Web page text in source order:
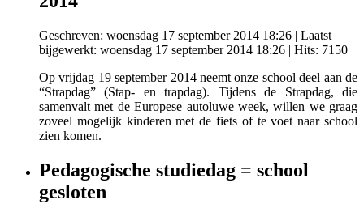
Geschreven: woensdag 17 september 2014 18:26 | Laatst
bijgewerkt: woensdag 17 september 2014 18:26 | Hits: 7150
Op vrijdag 19 september 2014 neemt onze school deel aan de
“Strapdag” (Stap- en trapdag). Tijdens de Strapdag, die
samenvalt met de Europese autoluwe week, willen we graag
zoveel mogelijk kinderen met de fiets of te voet naar school
zien komen.
Pedagogische studiedag = school
gesloten